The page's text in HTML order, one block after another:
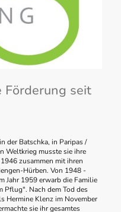
Förderung seit
der Batschka, in Paripas /
Weltkrieg musste sie ihre
zusammen mit ihren
Hürben. Von 1948 -
Jahr 1959 erwarb die Familie
Pflug". Nach dem Tod des
Hermine Klenz im November
sie ihr gesamtes